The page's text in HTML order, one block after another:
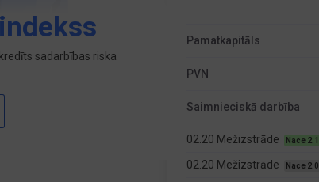
sadarbības riska
Pamatkapitāls
PVN
Saimnieciskā darbība
02.20 Mežizstrāde Nace 2.1
02.20 Mežizstrāde Nace 2.0